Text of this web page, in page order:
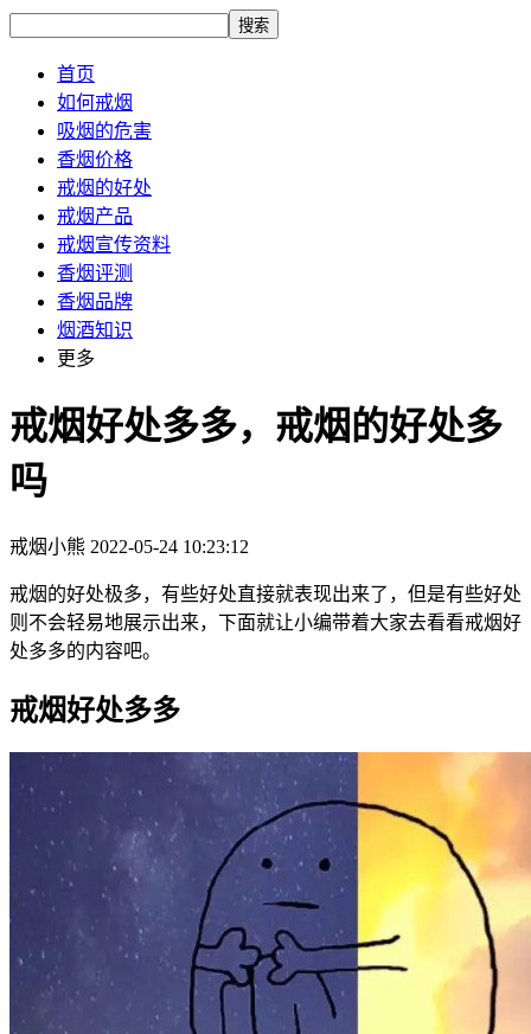
搜索
首页
如何戒烟
吸烟的危害
香烟价格
戒烟的好处
戒烟产品
戒烟宣传资料
香烟评测
香烟品牌
烟酒知识
更多
戒烟好处多多，戒烟的好处多
吗
戒烟小熊 2022-05-24 10:23:12
戒烟的好处极多，有些好处直接就表现出来了，但是有些好处
则不会轻易地展示出来，下面就让小编带着大家去看看戒烟好
处多多的内容吧。
戒烟好处多多